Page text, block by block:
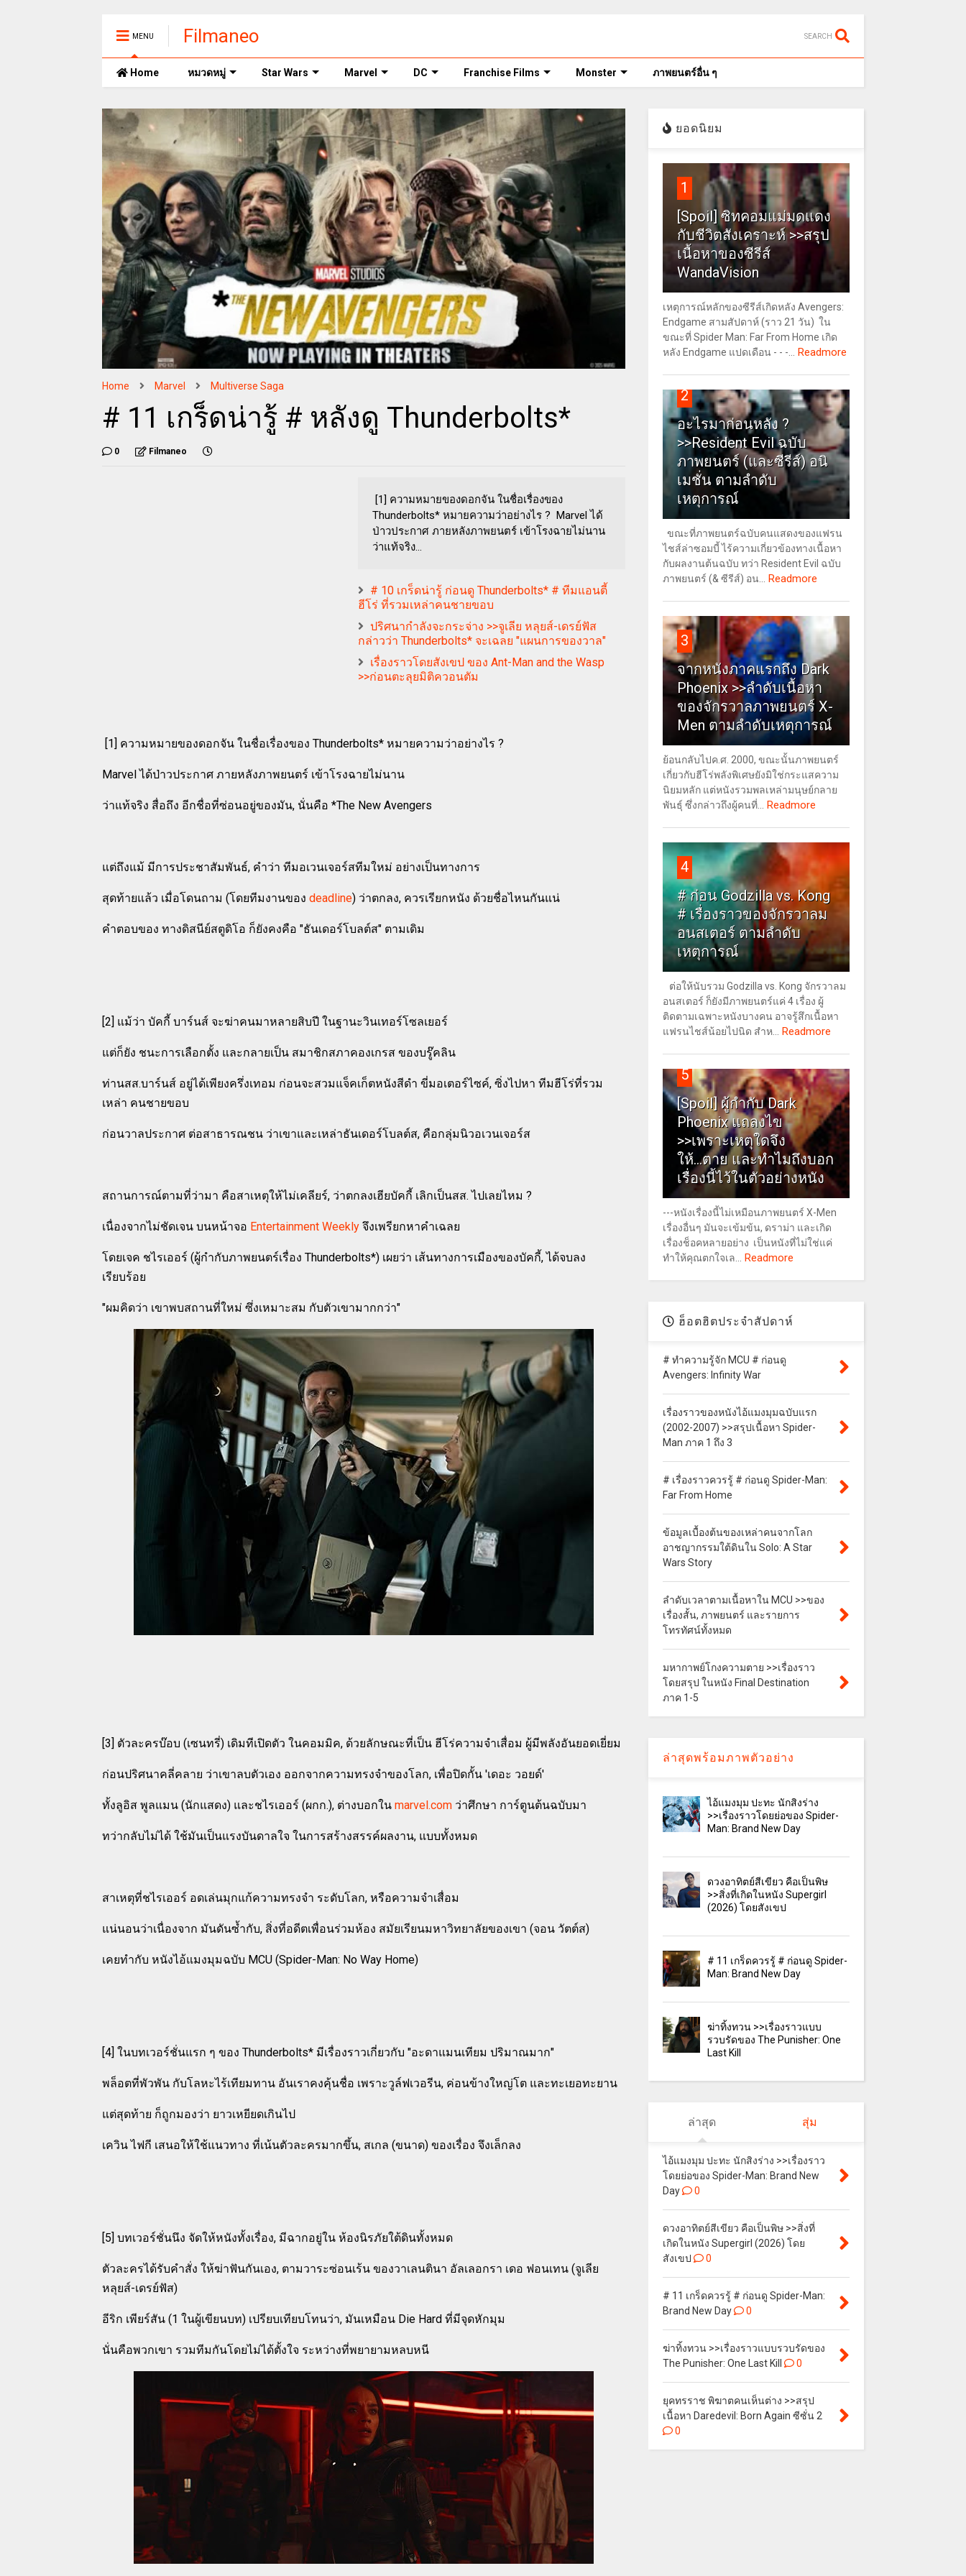
MENU Filmaneo SEARCH
Home หมวดหมู่ Star Wars Marvel DC Franchise Films Monster ภาพยนตร์อื่น ๆ
Home Marvel Multiverse Saga
# 11 เกร็ดน่ารู้ # หลังดู Thunderbolts*
0 Filmaneo
[1] ความหมายของดอกจัน ในชื่อเรื่องของ
Thunderbolts* หมายความว่าอย่างไร ? Marvel ได้
ป่าวประกาศ ภายหลังภาพยนตร์ เข้าโรงฉายไม่นาน
ว่าแท้จริง...
# 10 เกร็ดน่ารู้ ก่อนดู Thunderbolts* # ทีมแอนตี้
ฮีโร่ ที่รวมเหล่าคนชายขอบ
ปริศนากำลังจะกระจ่าง >>จูเลีย หลุยส์-เดรย์ฟัส
กล่าวว่า Thunderbolts* จะเฉลย "แผนการของวาล"
เรื่องราวโดยสังเขป ของ Ant-Man and the Wasp
>>ก่อนตะลุยมิติควอนตัม
[1] ความหมายของดอกจัน ในชื่อเรื่องของ Thunderbolts* หมายความว่าอย่างไร ?
Marvel ได้ป่าวประกาศ ภายหลังภาพยนตร์ เข้าโรงฉายไม่นาน
ว่าแท้จริง สื่อถึง อีกชื่อที่ซ่อนอยู่ของมัน, นั่นคือ *The New Avengers
แต่ถึงแม้ มีการประชาสัมพันธ์, คำว่า ทีมอเวนเจอร์สทีมใหม่ อย่างเป็นทางการ
สุดท้ายแล้ว เมื่อโดนถาม (โดยทีมงานของ deadline) ว่าตกลง, ควรเรียกหนัง ด้วยชื่อไหนกันแน่
คำตอบของ ทางดิสนีย์สตูดิโอ ก็ยังคงคือ "ธันเดอร์โบลต์ส" ตามเดิม
[2] แม้ว่า บัคกี้ บาร์นส์ จะฆ่าคนมาหลายสิบปี ในฐานะวินเทอร์โซลเยอร์
แต่ก็ยัง ชนะการเลือกตั้ง และกลายเป็น สมาชิกสภาคองเกรส ของบรู๊คลิน
ท่านสส.บาร์นส์ อยู่ได้เพียงครึ่งเทอม ก่อนจะสวมแจ็คเก็ตหนังสีดำ ขี่มอเตอร์ไซค์, ซิ่งไปหา ทีมฮีโร่ที่รวม
เหล่า คนชายขอบ
ก่อนวาลประกาศ ต่อสาธารณชน ว่าเขาและเหล่าธันเดอร์โบลต์ส, คือกลุ่มนิวอเวนเจอร์ส
สถานการณ์ตามที่ว่ามา คือสาเหตุให้ไม่เคลียร์, ว่าตกลงเฮียบัคกี้ เลิกเป็นสส. ไปเลยไหม ?
เนื่องจากไม่ชัดเจน บนหน้าจอ Entertainment Weekly จึงเพรียกหาคำเฉลย
โดยเจค ชไรเออร์ (ผู้กำกับภาพยนตร์เรื่อง Thunderbolts*) เผยว่า เส้นทางการเมืองของบัคกี้, ได้จบลง
เรียบร้อย
"ผมคิดว่า เขาพบสถานที่ใหม่ ซึ่งเหมาะสม กับตัวเขามากกว่า"
[3] ตัวละครบ๊อบ (เซนทรี่) เดิมทีเปิดตัว ในคอมมิค, ด้วยลักษณะที่เป็น ฮีโร่ความจำเสื่อม ผู้มีพลังอันยอดเยี่ยม
ก่อนปริศนาคลี่คลาย ว่าเขาลบตัวเอง ออกจากความทรงจำของโลก, เพื่อปิดกั้น 'เดอะ วอยด์'
ทั้งลูอิส พูลแมน (นักแสดง) และชไรเออร์ (ผกก.), ต่างบอกใน marvel.com ว่าศึกษา การ์ตูนต้นฉบับมา
ทว่ากลับไม่ได้ ใช้มันเป็นแรงบันดาลใจ ในการสร้างสรรค์ผลงาน, แบบทั้งหมด
สาเหตุที่ชไรเออร์ อดเล่นมุกแก้ความทรงจำ ระดับโลก, หรือความจำเสื่อม
แน่นอนว่าเนื่องจาก มันดันซ้ำกับ, สิ่งที่อดีตเพื่อนร่วมห้อง สมัยเรียนมหาวิทยาลัยของเขา (จอน วัตต์ส)
เคยทำกับ หนังไอ้แมงมุมฉบับ MCU (Spider-Man: No Way Home)
[4] ในบทเวอร์ชั่นแรก ๆ ของ Thunderbolts* มีเรื่องราวเกี่ยวกับ "อะดาแมนเทียม ปริมาณมาก"
พล็อตที่พัวพัน กับโลหะไร้เทียมทาน อันเราคงคุ้นชื่อ เพราะวูล์ฟเวอรีน, ค่อนข้างใหญ่โต และทะเยอทะยาน
แต่สุดท้าย ก็ถูกมองว่า ยาวเหยียดเกินไป
เควิน ไฟกี เสนอให้ใช้แนวทาง ที่เน้นตัวละครมากขึ้น, สเกล (ขนาด) ของเรื่อง จึงเล็กลง
[5] บทเวอร์ชั่นนึง จัดให้หนังทั้งเรื่อง, มีฉากอยู่ใน ห้องนิรภัยใต้ดินทั้งหมด
ตัวละครได้รับคำสั่ง ให้ฆ่าฟันกันเอง, ตามวาระซ่อนเร้น ของวาเลนตินา อัลเลอกรา เดอ ฟอนเทน (จูเลีย
หลุยส์-เดรย์ฟัส)
อีริก เพียร์สัน (1 ในผู้เขียนบท) เปรียบเทียบโทนว่า, มันเหมือน Die Hard ที่มีจุดหักมุม
นั่นคือพวกเขา รวมทีมกันโดยไม่ได้ตั้งใจ ระหว่างที่พยายามหลบหนี
ยอดนิยม
1
[Spoil] ซิทคอมแม่มดแดง
กับชีวิตสังเคราะห์ >>สรุป
เนื้อหาของซีรีส์
WandaVision
เหตุการณ์หลักของซีรีส์เกิดหลัง Avengers:
Endgame สามสัปดาห์ (ราว 21 วัน) ใน
ขณะที่ Spider Man: Far From Home เกิด
หลัง Endgame แปดเดือน - - -...
Readmore
2
อะไรมาก่อนหลัง ?
>>Resident Evil ฉบับ
ภาพยนตร์ (และซีรีส์) อนิ
เมชั่น ตามลำดับ
เหตุการณ์
ขณะที่ภาพยนตร์ฉบับคนแสดงของแฟรน
ไชส์ล่าซอมบี้ ไร้ความเกี่ยวข้องทางเนื้อหา
กับผลงานต้นฉบับ ทว่า Resident Evil ฉบับ
ภาพยนตร์ (& ซีรีส์) อน...
Readmore
3
จากหนังภาคแรกถึง Dark
Phoenix >>ลำดับเนื้อหา
ของจักรวาลภาพยนตร์ X-
Men ตามลำดับเหตุการณ์
ย้อนกลับไปค.ศ. 2000, ขณะนั้นภาพยนตร์
เกี่ยวกับฮีโร่พลังพิเศษยังมิใช่กระแสความ
นิยมหลัก แต่หนังรวมพลเหล่ามนุษย์กลาย
พันธุ์ ซึ่งกล่าวถึงผู้คนที่...
Readmore
4
# ก่อน Godzilla vs. Kong
# เรื่องราวของจักรวาลม
อนสเตอร์ ตามลำดับ
เหตุการณ์
ต่อให้นับรวม Godzilla vs. Kong จักรวาลม
อนสเตอร์ ก็ยังมีภาพยนตร์แค่ 4 เรื่อง ผู้
ติดตามเฉพาะหนังบางคน อาจรู้สึกเนื้อหา
แฟรนไชส์น้อยไปนิด สำห...
Readmore
5
[Spoil] ผู้กำกับ Dark
Phoenix แถลงไข
>>เพราะเหตุใดจึง
ให้...ตาย และทำไมถึงบอก
เรื่องนี้ไว้ในตัวอย่างหนัง
---หนังเรื่องนี้ไม่เหมือนภาพยนตร์ X-Men
เรื่องอื่นๆ มันจะเข้มข้น, ดราม่า และเกิด
เรื่องช็อคหลายอย่าง เป็นหนังที่ไม่ใช่แค่
ทำให้คุณตกใจเล...
Readmore
ฮ็อตฮิตประจำสัปดาห์
# ทำความรู้จัก MCU # ก่อนดู
Avengers: Infinity War
เรื่องราวของหนังไอ้แมงมุมฉบับแรก
(2002-2007) >>สรุปเนื้อหา Spider-
Man ภาค 1 ถึง 3
# เรื่องราวควรรู้ # ก่อนดู Spider-Man:
Far From Home
ข้อมูลเบื้องต้นของเหล่าคนจากโลก
อาชญากรรมใต้ดินใน Solo: A Star
Wars Story
ลำดับเวลาตามเนื้อหาใน MCU >>ของ
เรื่องสั้น, ภาพยนตร์ และรายการ
โทรทัศน์ทั้งหมด
มหากาพย์โกงความตาย >>เรื่องราว
โดยสรุป ในหนัง Final Destination
ภาค 1-5
ล่าสุดพร้อมภาพตัวอย่าง
ไอ้แมงมุม ปะทะ นักสิงร่าง
>>เรื่องราวโดยย่อของ Spider-
Man: Brand New Day
ดวงอาทิตย์สีเขียว คือเป็นพิษ
>>สิ่งที่เกิดในหนัง Supergirl
(2026) โดยสังเขป
# 11 เกร็ดควรรู้ # ก่อนดู Spider-
Man: Brand New Day
ฆ่าทิ้งทวน >>เรื่องราวแบบ
รวบรัดของ The Punisher: One
Last Kill
ล่าสุด สุ่ม
ไอ้แมงมุม ปะทะ นักสิงร่าง >>เรื่องราว
โดยย่อของ Spider-Man: Brand New
Day
0
ดวงอาทิตย์สีเขียว คือเป็นพิษ >>สิ่งที่
เกิดในหนัง Supergirl (2026) โดย
สังเขป
0
# 11 เกร็ดควรรู้ # ก่อนดู Spider-Man:
Brand New Day
0
ฆ่าทิ้งทวน >>เรื่องราวแบบรวบรัดของ
The Punisher: One Last Kill
0
ยุคทรราช พิฆาตคนเห็นต่าง >>สรุป
เนื้อหา Daredevil: Born Again ซีซั่น 2
0